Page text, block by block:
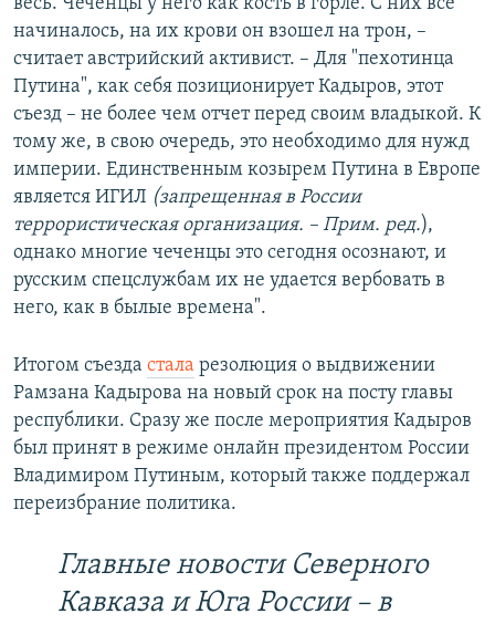
начиналось, на их крови он взошел на трон, –
считает австрийский активист. – Для "пехотинца
Путина", как себя позиционирует Кадыров, этот
съезд – не более чем отчет перед своим владыкой. К
тому же, в свою очередь, это необходимо для нужд
империи. Единственным козырем Путина в Европе
является ИГИЛ (запрещенная в России
террористическая организация. – Прим. ред.),
однако многие чеченцы это сегодня осознают, и
русским спецслужбам их не удается вербовать в
него, как в былые времена".
Итогом съезда стала резолюция о выдвижении
Рамзана Кадырова на новый срок на посту главы
республики. Сразу же после мероприятия Кадыров
был принят в режиме онлайн президентом России
Владимиром Путиным, который также поддержал
переизбрание политика.
Главные новости Северного
Кавказа и Юга России – в